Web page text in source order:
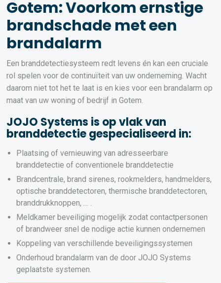
Gotem: Voorkom ernstige
brandschade met een
brandalarm
Een branddetectiesysteem redt levens én kan een cruciale
rol spelen voor de continuïteit van uw onderneming. Wacht
daarom niet tot het te laat is en kies voor een brandalarm op
maat van uw woning of bedrijf in Gotem.
JOJO Systems is op vlak van
branddetectie gespecialiseerd in:
Plaatsing of vernieuwing van adresseerbare
branddetectie of conventionele branddetectie
Brandcentrale, brand sirenes, rookmelders, handmelders,
optische branddetectoren, thermische branddetectoren,
branddrukknoppen, … .
Meldkamer beveiliging mogelijk zodat contactpersonen
of brandweer snel de nodige actie kunnen ondernemen
Koppeling van verschillende beveiligingssystemen
Onderhoud brandalarm van de door JOJO Systems
geplaatste systemen.